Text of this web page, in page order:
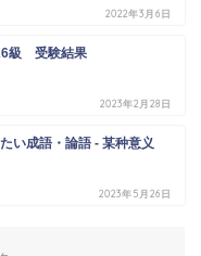
2022年3月6日
級 受験結果
2023年2月28日
い成語・論語 - 某种意义
2023年5月26日